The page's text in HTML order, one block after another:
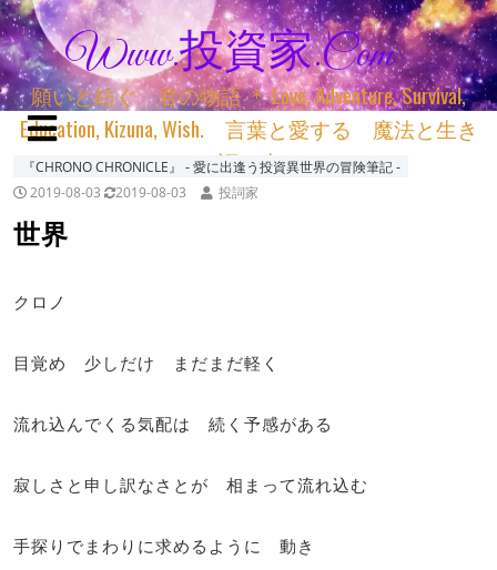
Www.投資家.com
願いと紡ぐ 君の物語 ＊ Love, Adventure, Survival,
Education, Kizuna, Wish. 言葉と愛する 魔法と生き
る 詞と生きる
『CHRONO CHRONICLE』 ‐ 愛に出逢う投資異世界の冒険筆記 ‐
2019-08-03
2019-08-03 投詞家
世界
クロノ
目覚め 少しだけ まだまだ軽く
流れ込んでくる気配は 続く予感がある
寂しさと申し訳なさとが 相まって流れ込む
手探りでまわりに求めるように 動き